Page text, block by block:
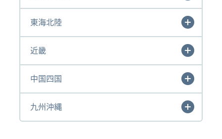
東海北陸
近畿
中国四国
九州沖縄